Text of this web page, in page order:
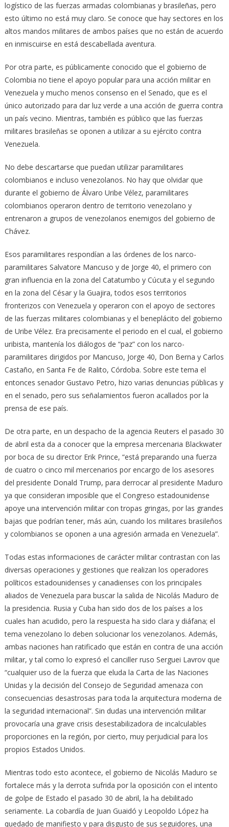
logístico de las fuerzas armadas colombianas y brasileñas, pero
esto último no está muy claro. Se conoce que hay sectores en los
altos mandos militares de ambos países que no están de acuerdo
en inmiscuirse en está descabellada aventura.
Por otra parte, es públicamente conocido que el gobierno de
Colombia no tiene el apoyo popular para una acción militar en
Venezuela y mucho menos consenso en el Senado, que es el
único autorizado para dar luz verde a una acción de guerra contra
un país vecino. Mientras, también es público que las fuerzas
militares brasileñas se oponen a utilizar a su ejército contra
Venezuela.
No debe descartarse que puedan utilizar paramilitares
colombianos e incluso venezolanos. No hay que olvidar que
durante el gobierno de Álvaro Uribe Vélez, paramilitares
colombianos operaron dentro de territorio venezolano y
entrenaron a grupos de venezolanos enemigos del gobierno de
Chávez.
Esos paramilitares respondían a las órdenes de los narco-
paramilitares Salvatore Mancuso y de Jorge 40, el primero con
gran influencia en la zona del Catatumbo y Cúcuta y el segundo
en la zona del César y la Guajira, todos esos territorios
fronterizos con Venezuela y operaron con el apoyo de sectores
de las fuerzas militares colombianas y el beneplácito del gobierno
de Uribe Vélez. Era precisamente el periodo en el cual, el gobierno
uribista, mantenía los diálogos de “paz” con los narco-
paramilitares dirigidos por Mancuso, Jorge 40, Don Berna y Carlos
Castaño, en Santa Fe de Ralito, Córdoba. Sobre este tema el
entonces senador Gustavo Petro, hizo varias denuncias públicas y
en el senado, pero sus señalamientos fueron acallados por la
prensa de ese país.
De otra parte, en un despacho de la agencia Reuters el pasado 30
de abril esta da a conocer que la empresa mercenaria Blackwater
por boca de su director Erik Prince, “está preparando una fuerza
de cuatro o cinco mil mercenarios por encargo de los asesores
del presidente Donald Trump, para derrocar al presidente Maduro
ya que consideran imposible que el Congreso estadounidense
apoye una intervención militar con tropas gringas, por las grandes
bajas que podrían tener, más aún, cuando los militares brasileños
y colombianos se oponen a una agresión armada en Venezuela”.
Todas estas informaciones de carácter militar contrastan con las
diversas operaciones y gestiones que realizan los operadores
políticos estadounidenses y canadienses con los principales
aliados de Venezuela para buscar la salida de Nicolás Maduro de
la presidencia. Rusia y Cuba han sido dos de los países a los
cuales han acudido, pero la respuesta ha sido clara y diáfana; el
tema venezolano lo deben solucionar los venezolanos. Además,
ambas naciones han ratificado que están en contra de una acción
militar, y tal como lo expresó el canciller ruso Serguei Lavrov que
“cualquier uso de la fuerza que eluda la Carta de las Naciones
Unidas y la decisión del Consejo de Seguridad amenaza con
consecuencias desastrosas para toda la arquitectura moderna de
la seguridad internacional”. Sin dudas una intervención militar
provocaría una grave crisis desestabilizadora de incalculables
proporciones en la región, por cierto, muy perjudicial para los
propios Estados Unidos.
Mientras todo esto acontece, el gobierno de Nicolás Maduro se
fortalece más y la derrota sufrida por la oposición con el intento
de golpe de Estado el pasado 30 de abril, la ha debilitado
seriamente. La cobardía de Juan Guaidó y Leopoldo López ha
quedado de manifiesto y para disgusto de sus seguidores, una